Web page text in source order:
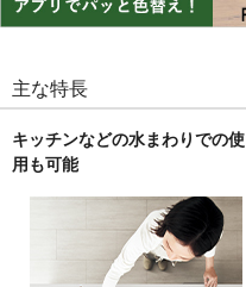
主な特長
キッチンなどの水まわりでの使
用も可能